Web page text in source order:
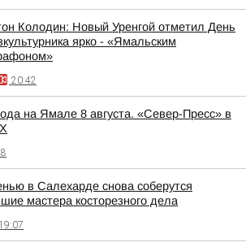
Колодин: Новый Уренгой отметил День
ярко - «Ямальским
20:42
на Ямале 8 августа. «Север-Пресс» в
в Салехарде снова соберутся
мастера косторезного дела
19:07